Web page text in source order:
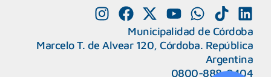
Municipalidad de Córdoba
Marcelo T. de Alvear 120, Córdoba. República
Argentina
0800-888-0404